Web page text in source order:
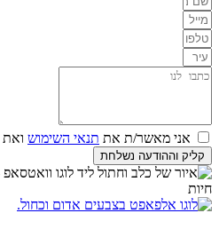
אני מאשר/ת את תנאי השימוש ואת
קליק וההודעה נשלחת